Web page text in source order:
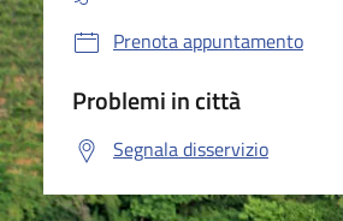
Prenota appuntamento
Problemi in città
Segnala disservizio